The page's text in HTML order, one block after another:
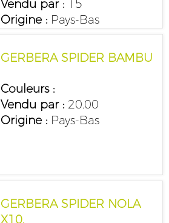
Vendu par :15
Origine :Pays-Bas
GERBERA SPIDER BAMBU
Couleurs :
Vendu par :20.00
Origine :Pays-Bas
GERBERA SPIDER NOLA